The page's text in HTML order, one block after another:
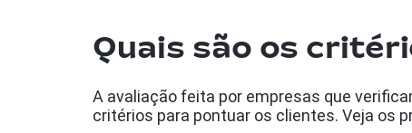
Quais são os
A avaliação feita por empresas que
critérios para pontuar os clientes. Veja os